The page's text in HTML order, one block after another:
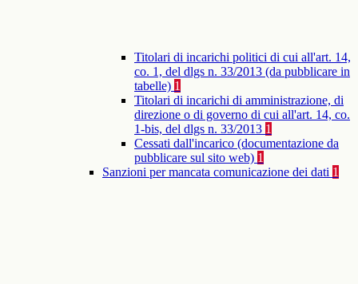
Titolari di incarichi politici di cui all'art. 14,
co. 1, del dlgs n. 33/2013 (da pubblicare in
tabelle) 1
Titolari di incarichi di amministrazione, di
direzione o di governo di cui all'art. 14, co.
1-bis, del dlgs n. 33/2013 1
Cessati dall'incarico (documentazione da
pubblicare sul sito web) 1
Sanzioni per mancata comunicazione dei dati 1